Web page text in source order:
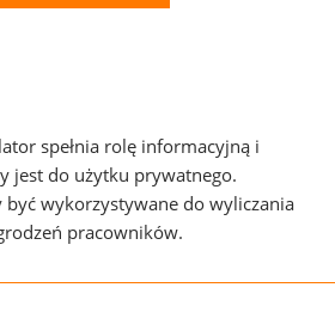
spełnia rolę informacyjną i
jest do użytku prywatnego.
wykorzystywane do wyliczania
pracowników.